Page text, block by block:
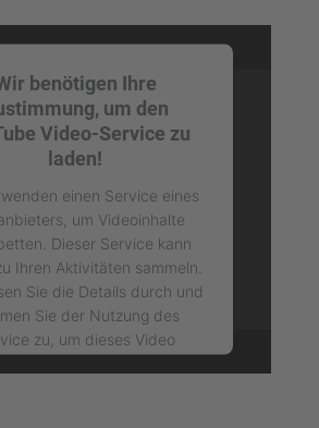
benötigen Ihre
um den
Video-Service zu
laden!
einen Service eines
um Videoinhalte
Dieser Service kann
Ihren Aktivitäten sammeln.
Sie die Details durch und
Sie der Nutzung des
zu, um dieses Video